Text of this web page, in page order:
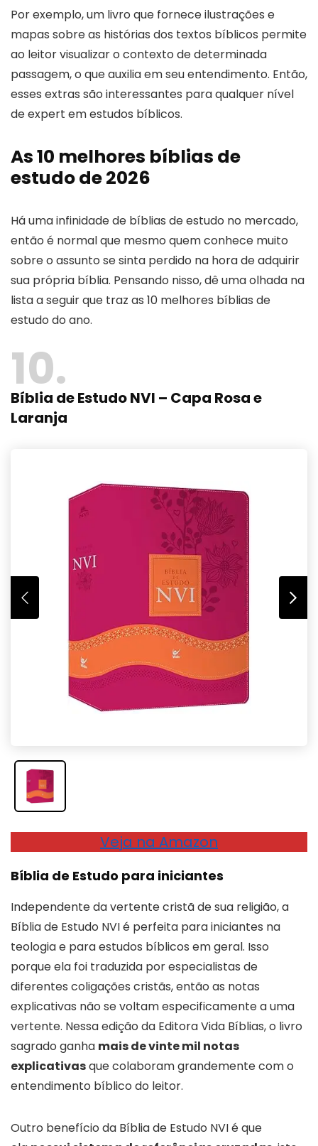
Por exemplo, um livro que fornece ilustrações e
mapas sobre as histórias dos textos bíblicos permite
ao leitor visualizar o contexto de determinada
passagem, o que auxilia em seu entendimento. Então,
esses extras são interessantes para qualquer nível
de expert em estudos bíblicos.
As 10 melhores bíblias de
estudo de 2026
Há uma infinidade de bíblias de estudo no mercado,
então é normal que mesmo quem conhece muito
sobre o assunto se sinta perdido na hora de adquirir
sua própria bíblia. Pensando nisso, dê uma olhada na
lista a seguir que traz as 10 melhores bíblias de
estudo do ano.
10
Bíblia de Estudo NVI – Capa Rosa e
Laranja
Veja na Amazon
Bíblia de Estudo para iniciantes
Independente da vertente cristã de sua religião, a
Bíblia de Estudo NVI é perfeita para iniciantes na
teologia e para estudos bíblicos em geral. Isso
porque ela foi traduzida por especialistas de
diferentes coligações cristãs, então as notas
explicativas não se voltam especificamente a uma
vertente. Nessa edição da Editora Vida Bíblias, o livro
sagrado ganha mais de vinte mil notas
explicativasque colaboram grandemente com o
entendimento bíblico do leitor.
Outro benefício da Bíblia de Estudo NVI é que